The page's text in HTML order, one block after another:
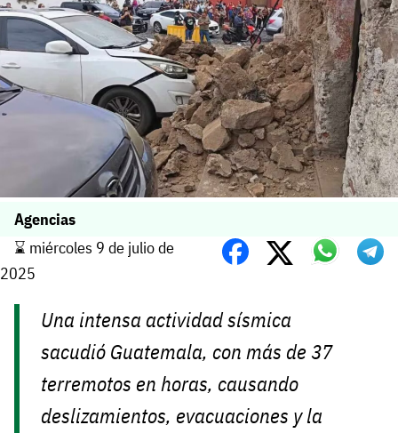
Agencias
⌛️ miércoles 9 de julio de
2025
Una intensa actividad sísmica
sacudió Guatemala, con más de 37
terremotos en horas, causando
deslizamientos, evacuaciones y la